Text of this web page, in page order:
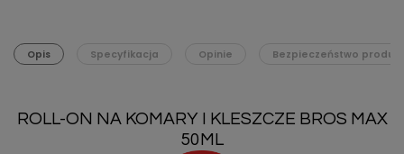
Opis Specyfikacja Opinie Bezpieczeństwo
ROLL-ON NA KOMARY I KLESZCZE BROS MAX
50ML